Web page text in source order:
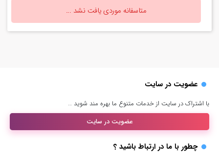
متاسفانه موردی یافت نشد ...
عضویت در سایت
با اشتراک در سایت از خدمات متنوع ما بهره مند شوید …
عضویت در سایت
چطور با ما در ارتباط باشید ؟